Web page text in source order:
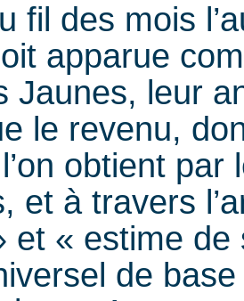
fil des mois
apparue
Jaunes, leur
le revenu,
obtient par
et à travers
et « estime de
de